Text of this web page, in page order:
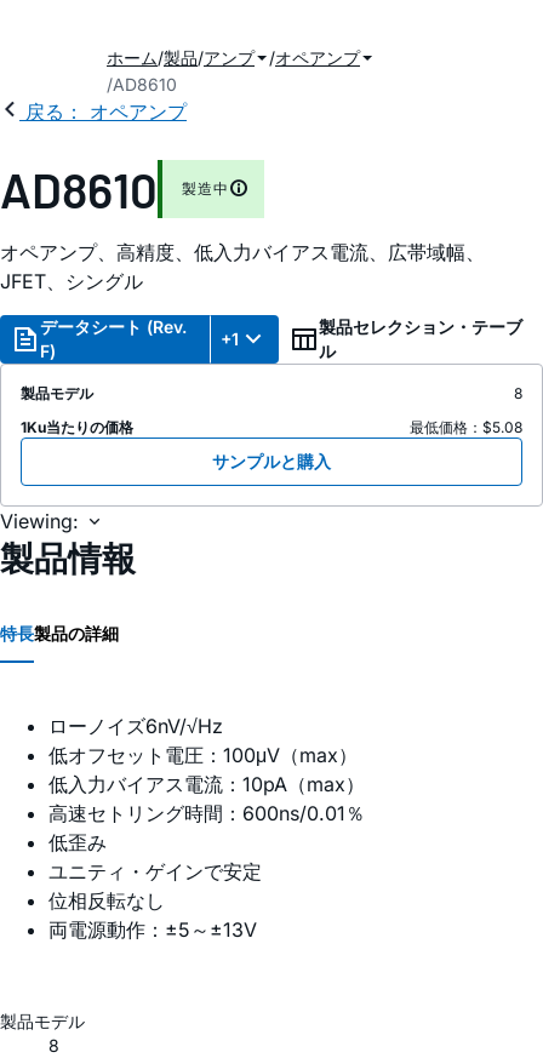
ホーム 製品 アンプ
オペアンプ
AD8610
戻る： オペアンプ
AD8610 製造中
オペアンプ、高精度、低入力バイアス電流、広帯域幅、
JFET、シングル
データシート (Rev.
F)
+1
製品セレクション・テーブ
ル
製品モデル
8
1Ku当たりの価格
最低価格：$5.08
サンプルと購入
Viewing:
製品情報
特長製品の詳細
ローノイズ6nV/√Hz
低オフセット電圧：100μV（max）
低入力バイアス電流：10pA（max）
高速セトリング時間：600ns/0.01％
低歪み
ユニティ・ゲインで安定
位相反転なし
両電源動作：±5～±13V
製品モデル
8